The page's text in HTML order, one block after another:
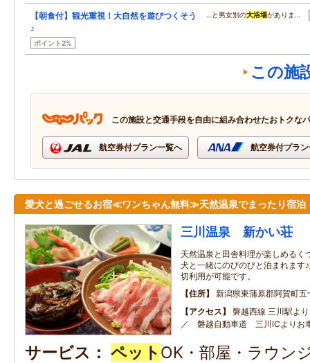
【朝食付】観光重視！大自然を遊びつくそう
♪
ポイント2%
…と男女別の大浴場がありま…
この施
この施設と交通手段を自由に組み合わせたおトクな
航空券付プラン一覧へ 航空券付プラ
愛犬と過ごせるお宿≪ワンちゃん無料≫天然温泉でまったり宿泊
三川温泉 新かい荘
天然温泉と田舎料理が楽しめる
犬と一緒にのびのびと泊まれます♪
切利用が可能です。
住所
新潟県東蒲原郡阿賀町
アクセス
磐越西線 三川駅よ
／ 磐越自動車道 三川ICよりお
サービス ペット OK・部屋・ラウン